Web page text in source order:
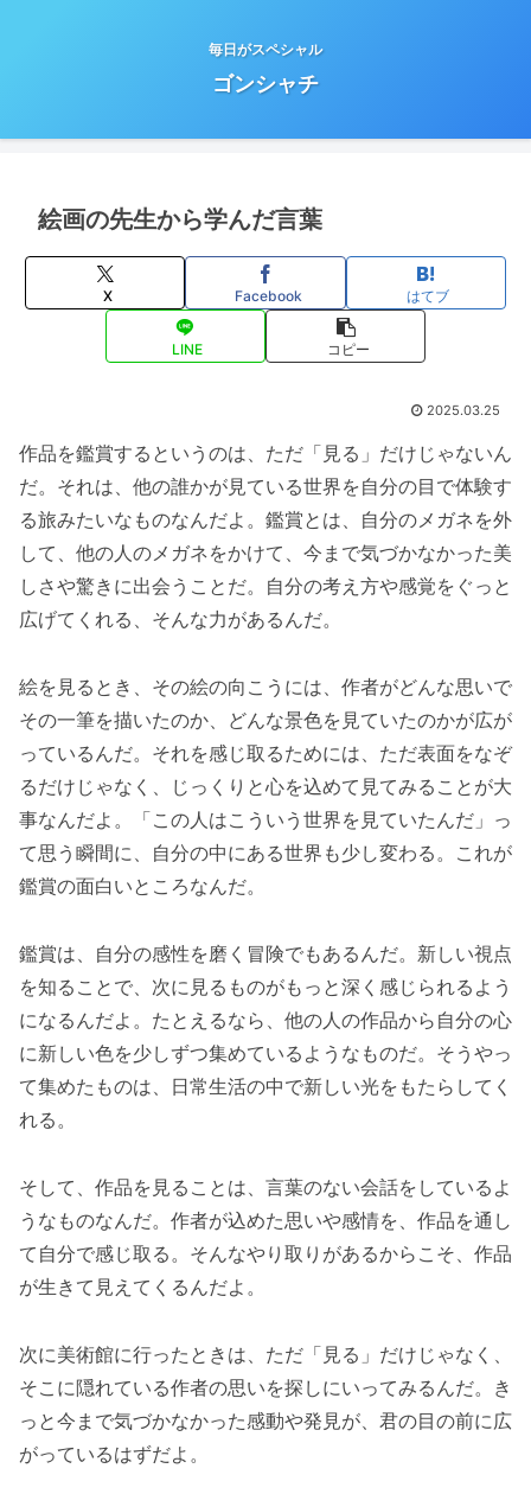
毎日がスペシャル
ゴンシャチ
絵画の先生から学んだ言葉
X Facebook はてブ
LINE コピー
2025.03.25
作品を鑑賞するというのは、ただ「見る」だけじゃないん
だ。それは、他の誰かが見ている世界を自分の目で体験す
る旅みたいなものなんだよ。鑑賞とは、自分のメガネを外
して、他の人のメガネをかけて、今まで気づかなかった美
しさや驚きに出会うことだ。自分の考え方や感覚をぐっと
広げてくれる、そんな力があるんだ。
絵を見るとき、その絵の向こうには、作者がどんな思いで
その一筆を描いたのか、どんな景色を見ていたのかが広が
っているんだ。それを感じ取るためには、ただ表面をなぞ
るだけじゃなく、じっくりと心を込めて見てみることが大
事なんだよ。「この人はこういう世界を見ていたんだ」っ
て思う瞬間に、自分の中にある世界も少し変わる。これが
鑑賞の面白いところなんだ。
鑑賞は、自分の感性を磨く冒険でもあるんだ。新しい視点
を知ることで、次に見るものがもっと深く感じられるよう
になるんだよ。たとえるなら、他の人の作品から自分の心
に新しい色を少しずつ集めているようなものだ。そうやっ
て集めたものは、日常生活の中で新しい光をもたらしてく
れる。
そして、作品を見ることは、言葉のない会話をしているよ
うなものなんだ。作者が込めた思いや感情を、作品を通し
て自分で感じ取る。そんなやり取りがあるからこそ、作品
が生きて見えてくるんだよ。
次に美術館に行ったときは、ただ「見る」だけじゃなく、
そこに隠れている作者の思いを探しにいってみるんだ。き
っと今まで気づかなかった感動や発見が、君の目の前に広
がっているはずだよ。